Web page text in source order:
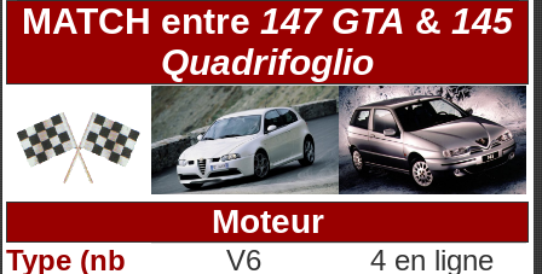
MATCH entre147 GTA &145
Quadrifoglio
Moteur
Type (nb
V6 4 en ligne